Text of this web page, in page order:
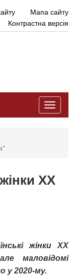
Мапа сайту
Контрастна версія
Toggle
ХХ
жінки ХХ
маловідомі
у 2020-му.